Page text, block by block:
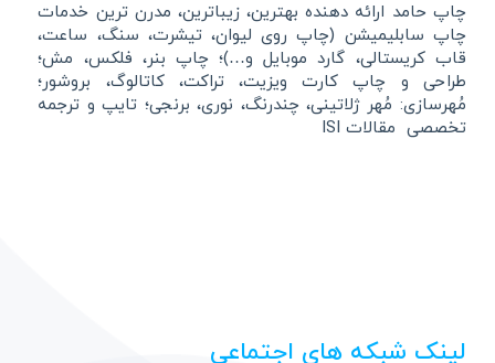
چاپ حامد ارائه دهنده بهترین، زیباترین، مدرن ترین خدمات
چاپ سابلیمیشن (چاپ روی لیوان، تیشرت، سنگ، ساعت،
قاب کریستالی، گارد موبایل و…)؛ چاپ بنر، فلکس، مش؛
طراحی و چاپ کارت ویزیت، تراکت، کاتالوگ، بروشور؛
مُهرسازی: مُهر ژلاتینی، چندرنگ، نوری، برنجی؛ تایپ و ترجمه
تخصصی مقالات ISI
لینک شبکه های اجتماعی